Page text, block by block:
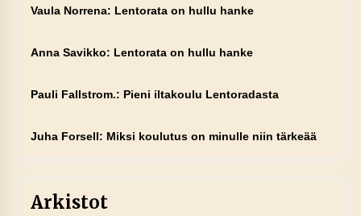
Vaula Norrena: Lentorata on hullu hanke
Anna Savikko: Lentorata on hullu hanke
Pauli Fallstrom.: Pieni iltakoulu Lentoradasta
Juha Forsell: Miksi koulutus on minulle niin tärkeää
Arkistot